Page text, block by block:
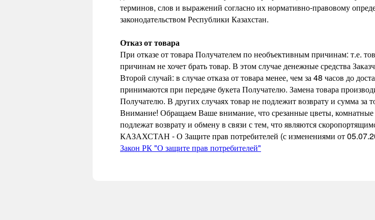
терминов, слов и выражений согласно их нормативно-правовому
законодательством Республики Казахстан.
Отказ от товара
При отказе от товара Получателем по необъективным причинам: т.е.
причинам не хочет брать товар. В этом случае денежные средства
Второй случай: в случае отказа от товара менее, чем за 48 часов до
принимаются при передаче букета Получателю. Замена товара
Получателю. В других случаях товар не подлежит возврату и сумма за
Внимание! Обращаем Ваше внимание, что срезанные цветы, комнатные
подлежат возврату и обмену в связи с тем, что являются
КАЗАХСТАН - О Защите прав потребителей (с изменениями от
Закон РК "О защите прав потребителей"